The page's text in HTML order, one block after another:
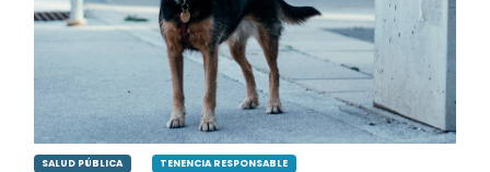
SALUD PÚBLICA TENENCIA RESPONSABLE